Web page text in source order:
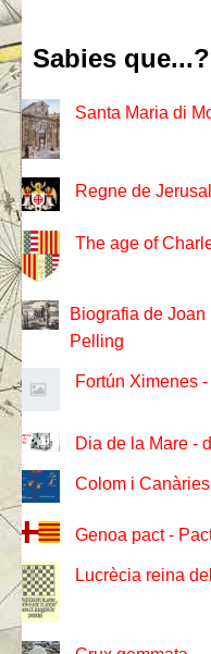
Sabies que...?
Santa Maria di
Regne de
The age of
Biografia de
Pelling
Fortún Ximenes
Dia de la Mare -
Colom i
Genoa pact -
Lucrècia reina